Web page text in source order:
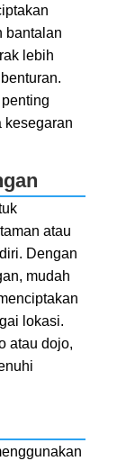
bantalan
lebih
kesegaran
atau
Dengan
mudah
lokasi.
atau dojo,